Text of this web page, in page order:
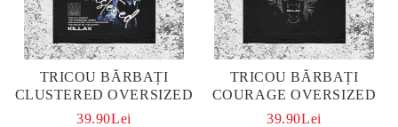
TRICOU BĂRBAȚI
CLUSTERED OVERSIZED
39.90Lei
TRICOU BĂRBAȚI
COURAGE OVERSIZED
39.90Lei